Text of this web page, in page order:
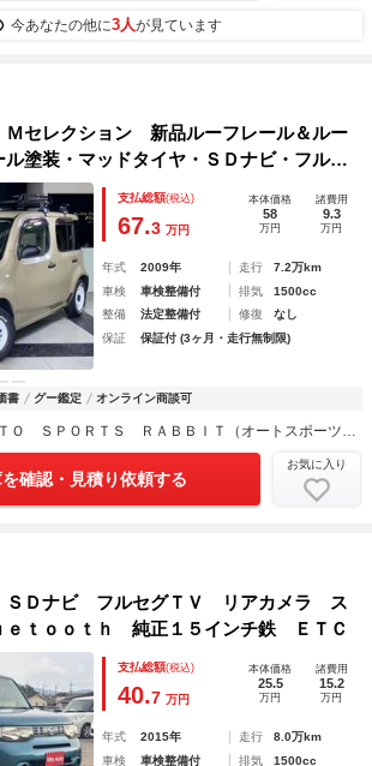
今あなたの他に3人が見ています
セレクション 新品ルーフレール＆ルー
塗装・マッドタイヤ・ＳＤナビ・フルセ
Ｃ・プッシュスタート・スマートキー・
支払総額(税込)
67.3 万円
本体価格
58
万円
諸費用
9.3
万円
年式 2009年 走行
7.2万km
車検
車検整備付 排気
1500cc
整備
法定整備付 修復
なし
保証
保証付 (3ヶ月・走行無制限)
書 グー鑑定 オンライン商談可
確認・見積り依頼する
お気に入り
Ｄナビ フルセグＴＶ リアカメラ ス
ｔｏｏｔｈ 純正１５インチ鉄 ＥＴＣ
支払総額(税込)
40.7 万円
本体価格
25.5
万円
諸費用
15.2
万円
年式 2015年 走行
8.0万km
車検
車検整備付 排気 1500cc